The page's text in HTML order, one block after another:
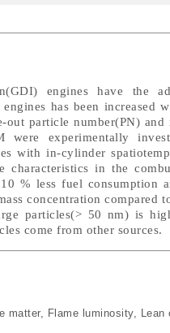
engines have the
has been
out particle number(PN)
were experimentally
with in-cylinder
characteristics in the
% less fuel consumption
concentration
particles(> 50 nm) is
come from other sources.
matter, Flame luminosity, Lean